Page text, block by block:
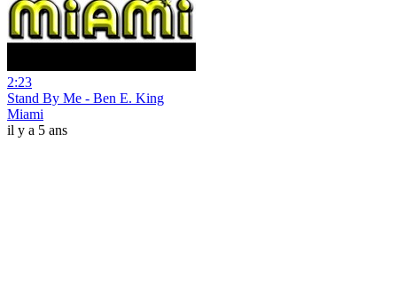
2:23
Stand By Me - Ben E. King
Miami
il y a 5 ans